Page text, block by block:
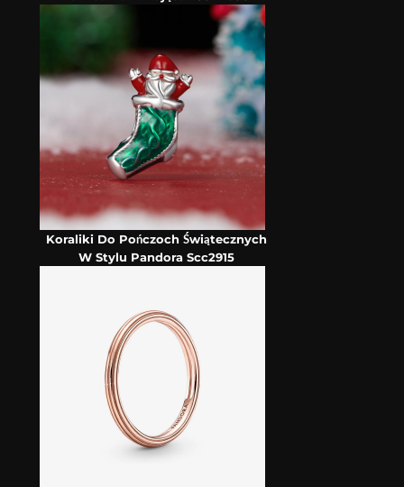
Koraliki Do Pończoch Świątecznych
W Stylu Pandora Scc2915